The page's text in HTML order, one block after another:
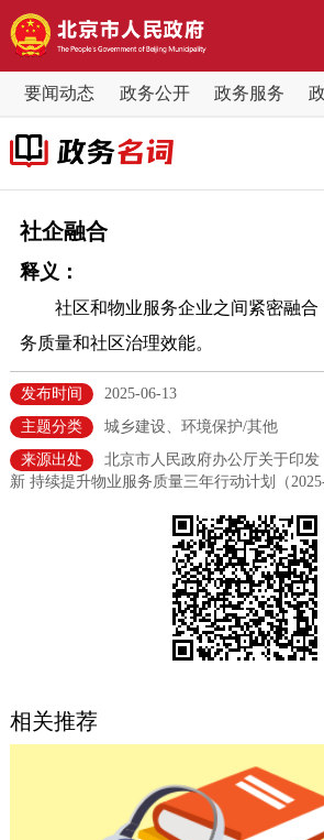
要闻动态 政务公开 政务服务
要闻动态
党中央精神
各区热点
政务公开
市领导
政策兑现 政策解读
专题公开
法人服务
阳光政务
社企融合
释义：
社区和物业服务企业之间紧密融合
务质量和社区治理效能。
发布时间
2025-06-13
主题分类
城乡建设、环境保护/其他
来源出处
北京市人民政府办公厅关于印发
新 持续提升物业服务质量三年行动计划（
相关推荐